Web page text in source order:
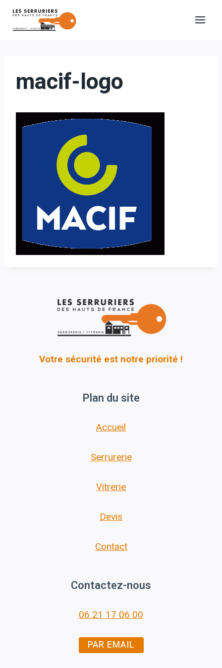
Aller
macif-logo
Votre sécurité est notre priorité !
Plan du site
Accueil
Serrurerie
Vitrerie
Devis
Contact
Contactez-nous
06 21 17 06 00
PAR EMAIL